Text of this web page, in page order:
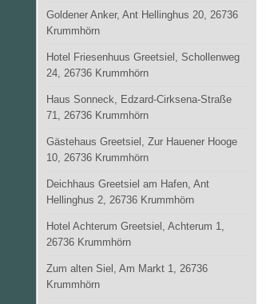
Goldener Anker, Ant Hellinghus 20, 26736
Krummhörn
Hotel Friesenhuus Greetsiel, Schollenweg
24, 26736 Krummhörn
Haus Sonneck, Edzard-Cirksena-Straße
71, 26736 Krummhörn
Gästehaus Greetsiel, Zur Hauener Hooge
10, 26736 Krummhörn
Deichhaus Greetsiel am Hafen, Ant
Hellinghus 2, 26736 Krummhörn
Hotel Achterum Greetsiel, Achterum 1,
26736 Krummhörn
Zum alten Siel, Am Markt 1, 26736
Krummhörn